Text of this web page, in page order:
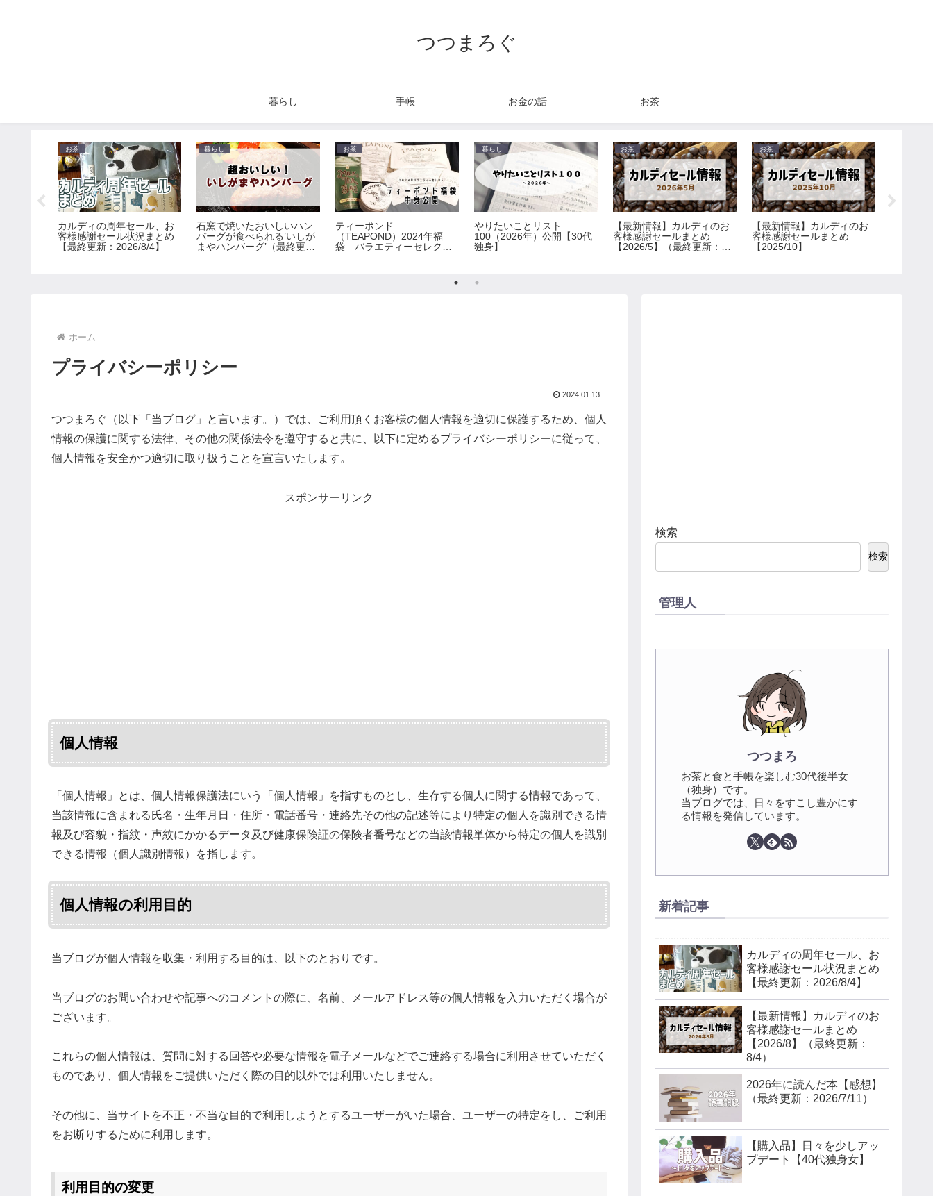
つつまろぐ
暮らし 手帳 お金の話 お茶
お茶
カルディの周年セール、お
客様感謝セール状況まとめ
【最終更新：2026/8/4】
暮らし
石窯で焼いたおいしいハン
バーグが食べられる’いしが
まやハンバーグ’（最終更
お茶
ティーポンド
（TEAPOND）2024年福
袋 バラエティーセレクト
暮らし
やりたいことリスト
100（2026年）公開【30代
独身】
お茶
【最新情報】カルディのお
客様感謝セールまとめ
【2026/5】（最終更新：
お茶
【最新情報】カルディのお
客様感謝セールまとめ
【2025/10】
ホーム
プライバシーポリシー
2024.01.13
つつまろぐ（以下「当ブログ」と言います。）では、ご利用頂くお客様の個人情報を適切に保護するため、個人
情報の保護に関する法律、その他の関係法令を遵守すると共に、以下に定めるプライバシーポリシーに従って、
個人情報を安全かつ適切に取り扱うことを宣言いたします。
スポンサーリンク
個人情報
「個人情報」とは、個人情報保護法にいう「個人情報」を指すものとし、生存する個人に関する情報であって、
当該情報に含まれる氏名・生年月日・住所・電話番号・連絡先その他の記述等により特定の個人を識別できる情
報及び容貌・指紋・声紋にかかるデータ及び健康保険証の保険者番号などの当該情報単体から特定の個人を識別
できる情報（個人識別情報）を指します。
個人情報の利用目的
当ブログが個人情報を収集・利用する目的は、以下のとおりです。
当ブログのお問い合わせや記事へのコメントの際に、名前、メールアドレス等の個人情報を入力いただく場合が
ございます。
これらの個人情報は、質問に対する回答や必要な情報を電子メールなどでご連絡する場合に利用させていただく
ものであり、個人情報をご提供いただく際の目的以外では利用いたしません。
その他に、当サイトを不正・不当な目的で利用しようとするユーザーがいた場合、ユーザーの特定をし、ご利用
をお断りするために利用します。
利用目的の変更
検索
検索
管理人
つつまろ
お茶と食と手帳を楽しむ30代後半女
（独身）です。
当ブログでは、日々をすこし豊かにす
る情報を発信しています。
新着記事
カルディの周年セール、お
客様感謝セール状況まとめ
【最終更新：2026/8/4】
【最新情報】カルディのお
客様感謝セールまとめ
【2026/8】（最終更新：
8/4）
2026年に読んだ本【感想】
（最終更新：2026/7/11）
【購入品】日々を少しアッ
プデート【40代独身女】